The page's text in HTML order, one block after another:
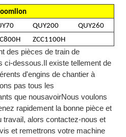
QUY200
QUY260
ZCC1100H
des pièces de train de
ci-dessous.Il existe tellement de
d'engins de chantier à
pas tous les
que nousavoirNous voulons
rapidement la bonne pièce et
alors contactez-nous et
et remettrons votre machine